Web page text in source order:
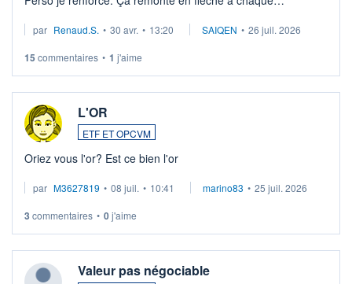
Investissement long terme tip top pour sa retraite.
par Renaud.S. • 30 avr. • 13:20 SAIQEN • 26 juil. 2026
15 commentaires • 1 j'aime
L'OR
ETF ET OPCVM
Oriez vous l'or? Est ce bien l'or
par M3627819 • 08 juil. • 10:41 marino83 • 25 juil. 2026
3 commentaires • 0j'aime
Valeur pas négociable